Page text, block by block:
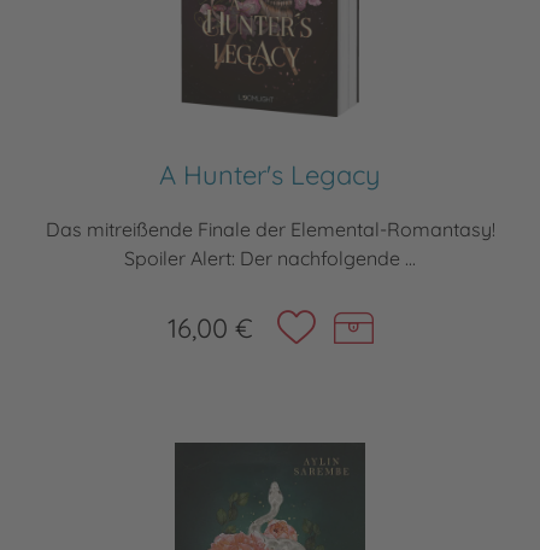
A Hunter's Legacy
Das mitreißende Finale der Elemental-Romantasy!
Spoiler Alert: Der nachfolgende ...
16,00 €